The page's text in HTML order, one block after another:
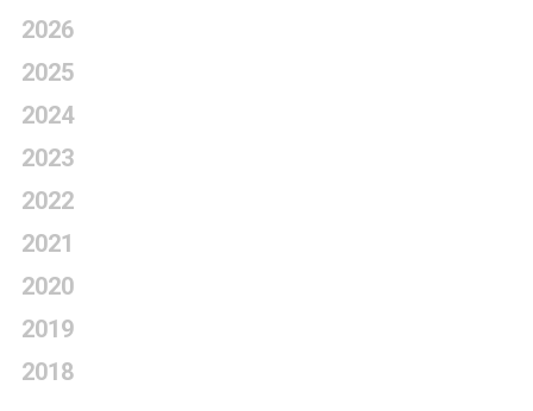
2026
2025
2024
2023
2022
2021
2020
2019
2018